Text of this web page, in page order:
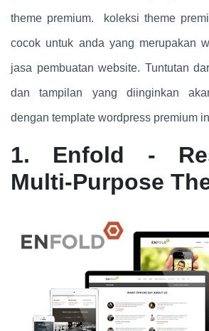
theme premium. koleksi theme
cocok untuk anda yang merupakan
jasa pembuatan website. Tuntutan
dan tampilan yang diinginkan
dengan template wordpress premium
1. Enfold -
Multi-Purpose